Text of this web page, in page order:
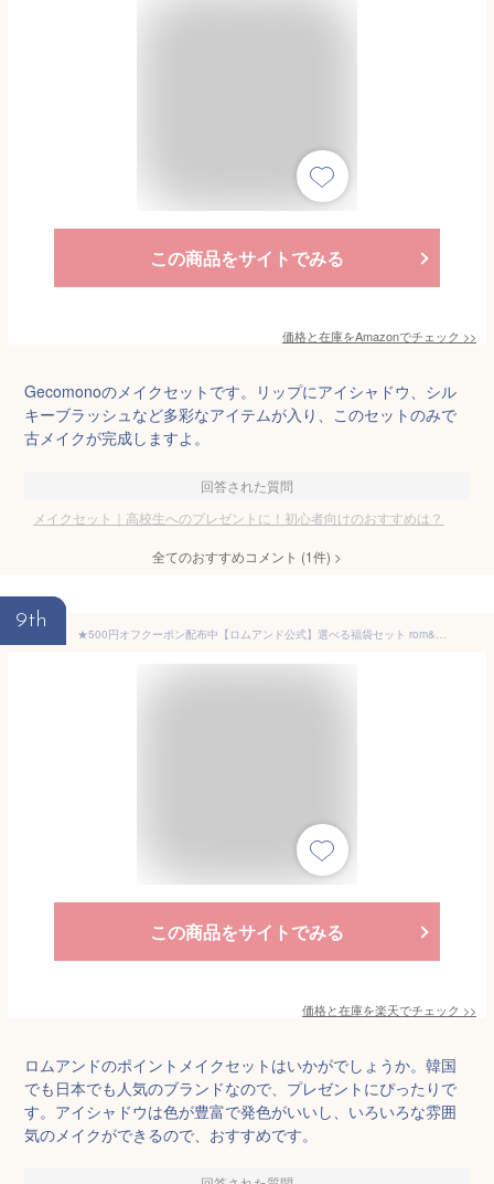
この商品をサイトでみる
価格と在庫をAmazonでチェック >>
Gecomonoのメイクセットです。リップにアイシャドウ、シル
キーブラッシュなど多彩なアイテムが入り、このセットのみで
古メイクが完成しますよ。
回答された質問
メイクセット｜高校生へのプレゼントに！初心者向けのおすすめは？
全てのおすすめコメント (1件) >
9th
★500円オフクーポン配布中【ロムアンド公式】選べる福袋セット rom&nd official romand メイクセット アイシャドウ マスカラ ティント チーク 韓国メイク 韓国コスメ ロムアンド 福袋
この商品をサイトでみる
価格と在庫を楽天でチェック >>
ロムアンドのポイントメイクセットはいかがでしょうか。韓国
でも日本でも人気のブランドなので、プレゼントにぴったりで
す。アイシャドウは色が豊富で発色がいいし、いろいろな雰囲
気のメイクができるので、おすすめです。